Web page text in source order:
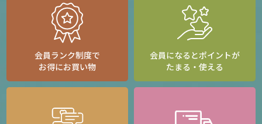
会員ランク制度で
お得にお買い物
会員になるとポイントが
たまる・使える